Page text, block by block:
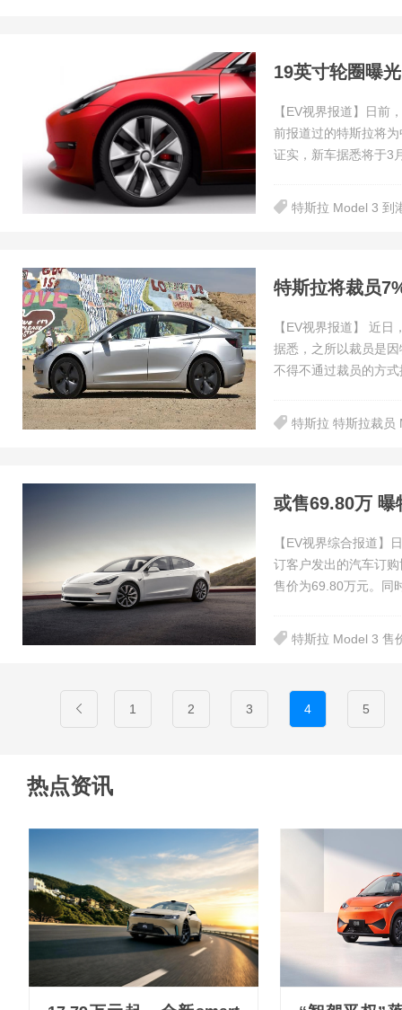
19英寸轮圈曝
【EV视界报道】日前
前报道过的特斯拉将
证实，新车据悉将于3
特斯拉 Model 3 到
特斯拉将裁员
【EV视界报道】 近日，有海外媒体报道称，特斯拉决定裁掉3000多个岗位近7%的员工。
据悉，之所以裁员是
不得不通过裁员的方
特斯拉 特斯拉裁员
或售69.80万
【EV视界综合报道】
订客户发出的汽车订
售价为69.80万元。同
特斯拉 Model 3 售
1 2 3 4 5
热点资讯